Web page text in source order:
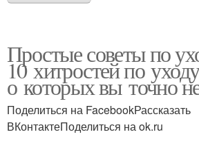
Простые советы по
10 хитростей по
о которых вы точно
Поделиться на FacebookРассказать
ВКонтактеПоделиться на ok.ru